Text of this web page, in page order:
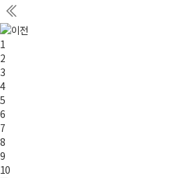
1
2
3
4
5
6
7
8
9
10